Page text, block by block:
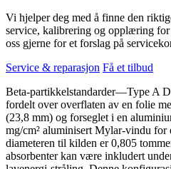
Vi hjelper deg med å finne den
service, kalibrering og opplæring
oss gjerne for et forslag på
Service & reparasjon Få et tilbud
Beta-partikkelstandarder—Type A
fordelt over overflaten av en folie
(23,8 mm) og forseglet i en
mg/cm² aluminisert Mylar-vindu for
diameteren til kilden er 0,805
absorbenter kan være inkludert